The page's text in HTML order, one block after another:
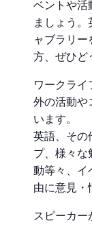
ベントや活
ましょう
ャブラリー
方、ぜひど
ワークライ
外の活動や
います。
英語、その
プ、様々な
動等々、イ
由に意見・
スピーカー